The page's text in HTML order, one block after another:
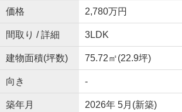
価格 2,780万円
間取り / 詳細 3LDK
建物面積(坪数) 75.72㎡(22.9坪)
向き -
築年月 2026年 5月(新築)